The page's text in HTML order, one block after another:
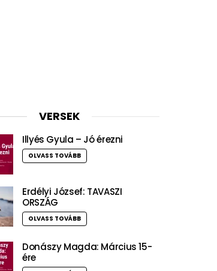
VERSEK
Illyés Gyula – Jó érezni
OLVASS TOVÁBB
Erdélyi József: TAVASZI
ORSZÁG
OLVASS TOVÁBB
Donászy Magda: Március 15-
ére